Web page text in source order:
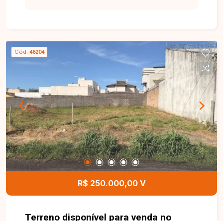
Cód. 46204
R$ 250.000,00 V
Terreno disponível para venda no